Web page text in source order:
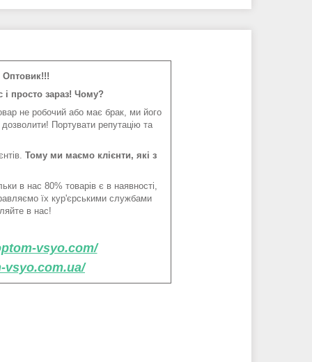
Оптовик!!!
просто зараз! Чому?
не робочий або має брак, ми його
Портувати репутацію та
Тому ми маємо клієнти, які з
в нас 80% товарів є в наявності,
їх кур'єрськими службами
в нас!
vsyo.com/
vsyo.com.ua/